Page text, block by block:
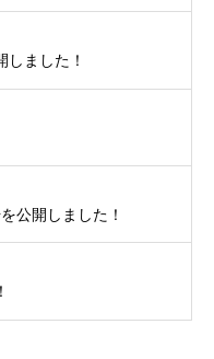
しました！
公開しました！